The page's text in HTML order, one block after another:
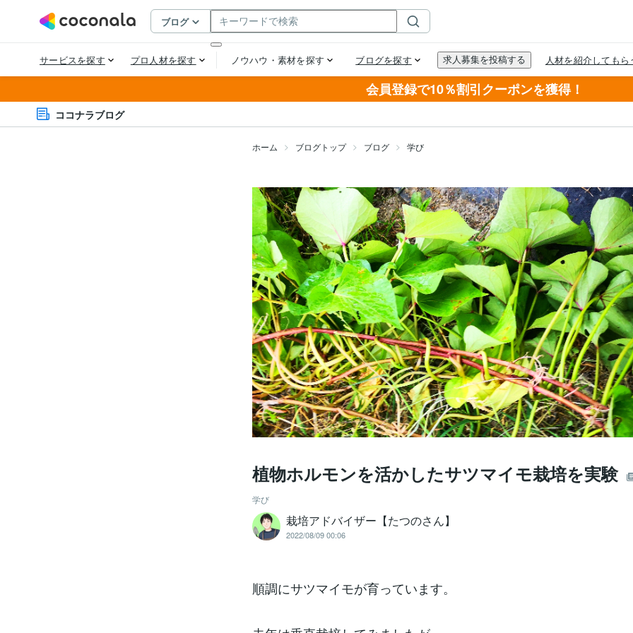
会員登録で10％割引クーポンを獲得！
ココナラブログ
ホーム ブログトップ ブログ 学び
植物ホルモンを活かしたサツマイモ栽培を実験
学び
栽培アドバイザー【たつのさん】
2022/08/09 00:06
順調にサツマイモが育っています。